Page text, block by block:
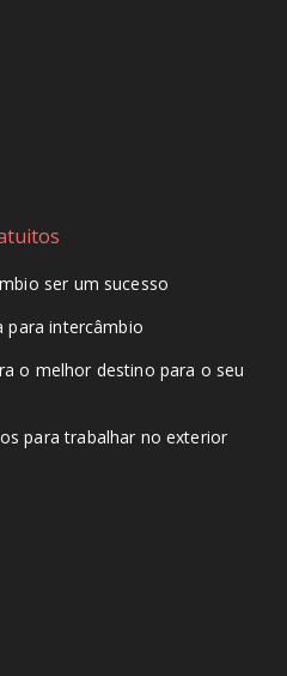
ser um sucesso
para intercâmbio
o melhor destino para o seu
para trabalhar no exterior